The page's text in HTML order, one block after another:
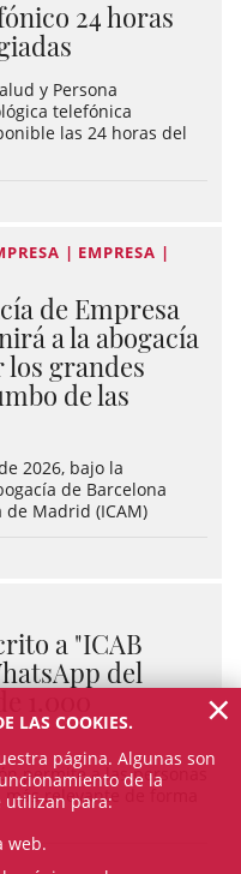
24 horas
y Persona
telefónica
las 24 horas del
| EMPRESA |
de Empresa
a la abogacía
grandes
de las
2026, bajo la
de Barcelona
de Madrid (ICAM)
a "ICAB
del
permite a las personas
relevante de forma
LAS COOKIES.
página. Algunas son
de la
utilizan para:
web.
×